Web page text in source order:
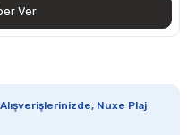
Ver
Nuxe Plaj